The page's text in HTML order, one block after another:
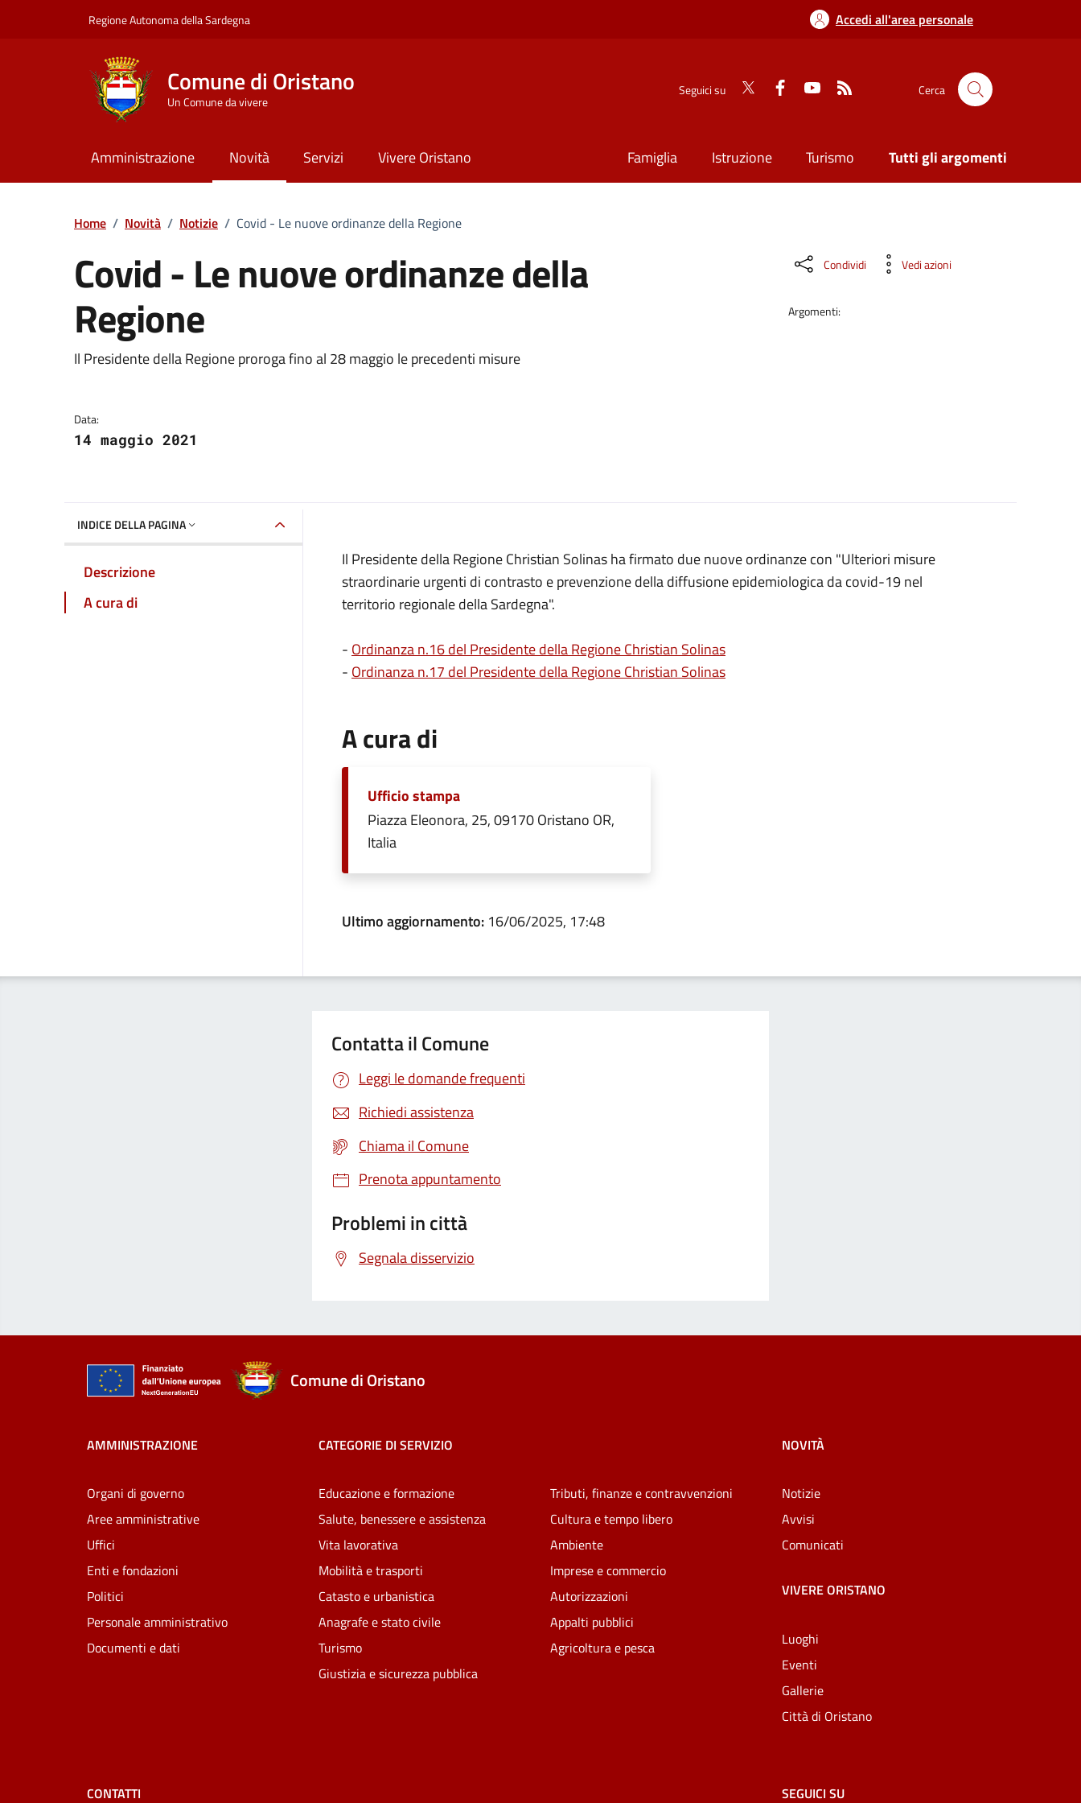
Regione Autonoma della Sardegna Accedi all'area personale
Comune di Oristano
Un Comune da vivere
Seguici su Cerca
Amministrazione Novità Servizi Vivere Oristano Famiglia Istruzione Turismo Tutti gli argomenti
Home / Novità / Notizie / Covid - Le nuove ordinanze della Regione
Covid - Le nuove ordinanze della
Regione
Dettagli della notizia
Il Presidente della Regione proroga fino al 28 maggio le precedenti misure
Data:
14 maggio 2021
Condividi Vedi azioni
Argomenti:
INDICE DELLA PAGINA
Descrizione
A cura di
Il Presidente della Regione Christian Solinas ha firmato due nuove ordinanze con "Ulteriori misure
straordinarie urgenti di contrasto e prevenzione della diffusione epidemiologica da covid-19 nel
territorio regionale della Sardegna".
- Ordinanza n.16 del Presidente della Regione Christian Solinas
- Ordinanza n.17 del Presidente della Regione Christian Solinas
A cura di
Ufficio stampa
Piazza Eleonora, 25, 09170 Oristano OR,
Italia
Ultimo aggiornamento: 16/06/2025, 17:48
Contatta il Comune
Leggi le domande frequenti
Richiedi assistenza
Chiama il Comune
Prenota appuntamento
Problemi in città
Segnala disservizio
Comune di Oristano
AMMINISTRAZIONE
Organi di governo
Aree amministrative
Uffici
Enti e fondazioni
Politici
Personale amministrativo
Documenti e dati
CATEGORIE DI SERVIZIO
Educazione e formazione
Salute, benessere e assistenza
Vita lavorativa
Mobilità e trasporti
Catasto e urbanistica
Anagrafe e stato civile
Turismo
Giustizia e sicurezza pubblica
Tributi, finanze e contravvenzioni
Cultura e tempo libero
Ambiente
Imprese e commercio
Autorizzazioni
Appalti pubblici
Agricoltura e pesca
NOVITÀ
Notizie
Avvisi
Comunicati
VIVERE ORISTANO
Luoghi
Eventi
Gallerie
Città di Oristano
CONTATTI SEGUICI SU